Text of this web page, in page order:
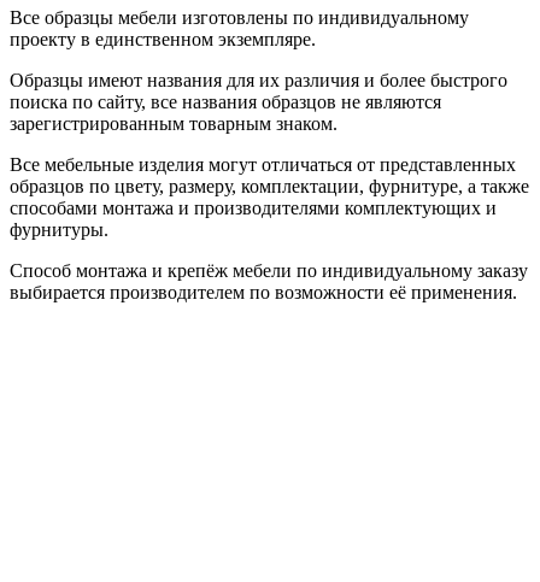
Все образцы мебели изготовлены по индивидуальному
проекту в единственном экземпляре.
Образцы имеют названия для их различия и более быстрого
поиска по сайту, все названия образцов не являются
зарегистрированным товарным знаком.
Все мебельные изделия могут отличаться от представленных
образцов по цвету, размеру, комплектации, фурнитуре, а также
способами монтажа и производителями комплектующих и
фурнитуры.
Способ монтажа и крепёж мебели по индивидуальному заказу
выбирается производителем по возможности её применения.